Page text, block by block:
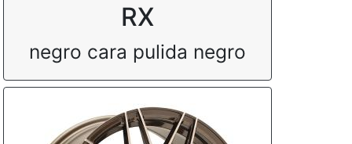
RX
negro cara pulida negro